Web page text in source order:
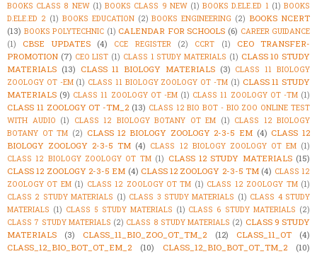
BOOKS CLASS 8 NEW (1) BOOKS CLASS 9 NEW (1) BOOKS D.ELE.ED 1 (1) BOOKS
D.ELE.ED 2 (1) BOOKS EDUCATION (2) BOOKS ENGINEERING (2) BOOKS NCERT
(13) BOOKS POLYTECHNIC (1) CALENDAR FOR SCHOOLS (6) CAREER GUIDANCE
(1)
CBSE UPDATES (4) CCE REGISTER (2) CCRT (1)
CEO TRANSFER-
PROMOTION (7) CEO LIST (1) CLASS 1 STUDY MATERIALS (1) CLASS 10 STUDY
MATERIALS (13) CLASS 11 BIOLOGY MATERIALS (3) CLASS 11 BIOLOGY
ZOOLOGY OT -EM (1) CLASS 11 BIOLOGY ZOOLOGY OT -TM (1) CLASS 11 STUDY
MATERIALS (9) CLASS 11 ZOOLOGY OT -EM (1) CLASS 11 ZOOLOGY OT -TM (1)
CLASS 11 ZOOLOGY OT -TM_2 (13) CLASS 12 BIO BOT - BIO ZOO ONLINE TEST
WITH AUDIO (1) CLASS 12 BIOLOGY BOTANY OT EM (1) CLASS 12 BIOLOGY
BOTANY OT TM (2) CLASS 12 BIOLOGY ZOOLOGY 2-3-5 EM (4) CLASS 12
BIOLOGY ZOOLOGY 2-3-5 TM (4) CLASS 12 BIOLOGY ZOOLOGY OT EM (1)
CLASS 12 BIOLOGY ZOOLOGY OT TM (1) CLASS 12 STUDY MATERIALS (15)
CLASS 12 ZOOLOGY 2-3-5 EM (4) CLASS 12 ZOOLOGY 2-3-5 TM (4) CLASS 12
ZOOLOGY OT EM (1) CLASS 12 ZOOLOGY OT TM (1) CLASS 12 ZOOLOGY TM (1)
CLASS 2 STUDY MATERIALS (1) CLASS 3 STUDY MATERIALS (1) CLASS 4 STUDY
MATERIALS (1) CLASS 5 STUDY MATERIALS (1) CLASS 6 STUDY MATERIALS (2)
CLASS 7 STUDY MATERIALS (2) CLASS 8 STUDY MATERIALS (2) CLASS 9 STUDY
MATERIALS
(3) CLASS_11_BIO_ZOO_OT_TM_2 (12) CLASS_11_OT
(4)
CLASS_12_BIO_BOT_OT_EM_2
(10) CLASS_12_BIO_BOT_OT_TM_2
(10)